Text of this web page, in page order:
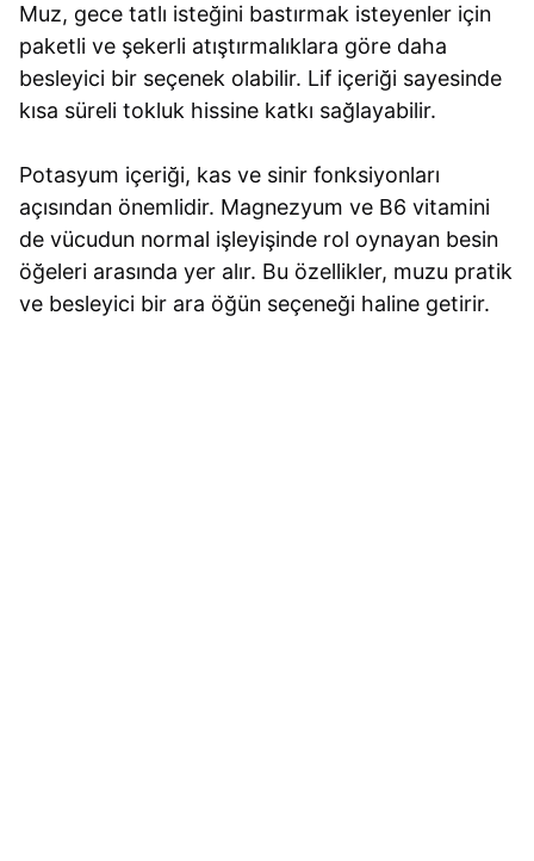
Muz, gece tatlı isteğini bastırmak isteyenler için
paketli ve şekerli atıştırmalıklara göre daha
besleyici bir seçenek olabilir. Lif içeriği sayesinde
kısa süreli tokluk hissine katkı sağlayabilir.
Potasyum içeriği, kas ve sinir fonksiyonları
açısından önemlidir. Magnezyum ve B6 vitamini
de vücudun normal işleyişinde rol oynayan besin
öğeleri arasında yer alır. Bu özellikler, muzu pratik
ve besleyici bir ara öğün seçeneği haline getirir.